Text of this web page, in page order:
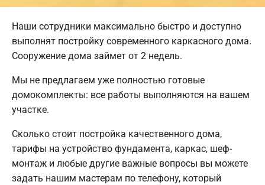
Наши сотрудники максимально быстро и доступно
выполнят постройку современного каркасного дома.
Сооружение дома займет от 2 недель.
Мы не предлагаем уже полностью готовые
домокомплекты: все работы выполняются на вашем
участке.
Сколько стоит постройка качественного дома,
тарифы на устройство фундамента, каркас, шеф-
монтаж и любые другие важные вопросы вы можете
задать нашим мастерам по телефону, который